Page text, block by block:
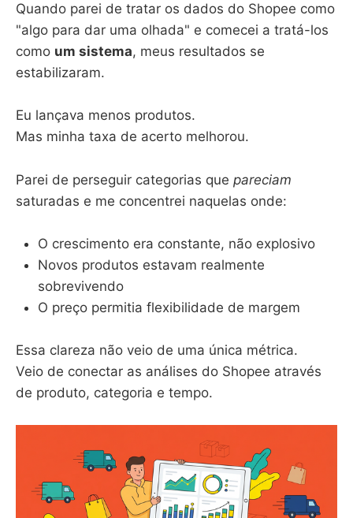
Quando parei de tratar os dados do Shopee como
"algo para dar uma olhada" e comecei a tratá-los
como um sistema, meus resultados se
estabilizaram.
Eu lançava menos produtos.
Mas minha taxa de acerto melhorou.
Parei de perseguir categorias que pareciam
saturadas e me concentrei naquelas onde:
O crescimento era constante, não explosivo
Novos produtos estavam realmente
sobrevivendo
O preço permitia flexibilidade de margem
Essa clareza não veio de uma única métrica.
Veio de conectar as análises do Shopee através
de produto, categoria e tempo.